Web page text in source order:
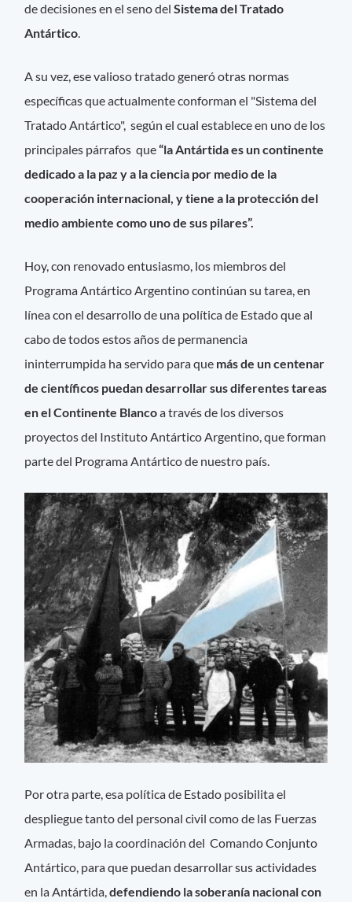
de decisiones en el seno delSistema del Tratado
Antártico.
A su vez, ese valioso tratado generó otras normas
específicas que actualmente conforman el "Sistema del
Tratado Antártico", según el cual establece en uno de los
principales párrafos que“la Antártida es un continente
dedicado a la paz y a la ciencia por medio de la
cooperación internacional, y tiene a la protección del
medio ambiente como uno de sus pilares”.
Hoy, con renovado entusiasmo, los miembros del
Programa Antártico Argentino continúan su tarea, en
línea con el desarrollo de una política de Estado que al
cabo de todos estos años de permanencia
ininterrumpida ha servido para que más de un centenar
de científicos puedan desarrollar sus diferentes tareas
en el Continente Blancoa través de los diversos
proyectos del Instituto Antártico Argentino, que forman
parte del Programa Antártico de nuestro país.
Por otra parte, esa política de Estado posibilita el
despliegue tanto del personal civil como de las Fuerzas
Armadas, bajo la coordinación del Comando Conjunto
Antártico, para que puedan desarrollar sus actividades
en la Antártida,defendiendo la soberanía nacional con